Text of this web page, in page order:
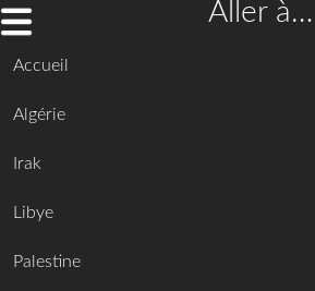
Aller à…
Accueil
Algérie
Irak
Libye
Palestine